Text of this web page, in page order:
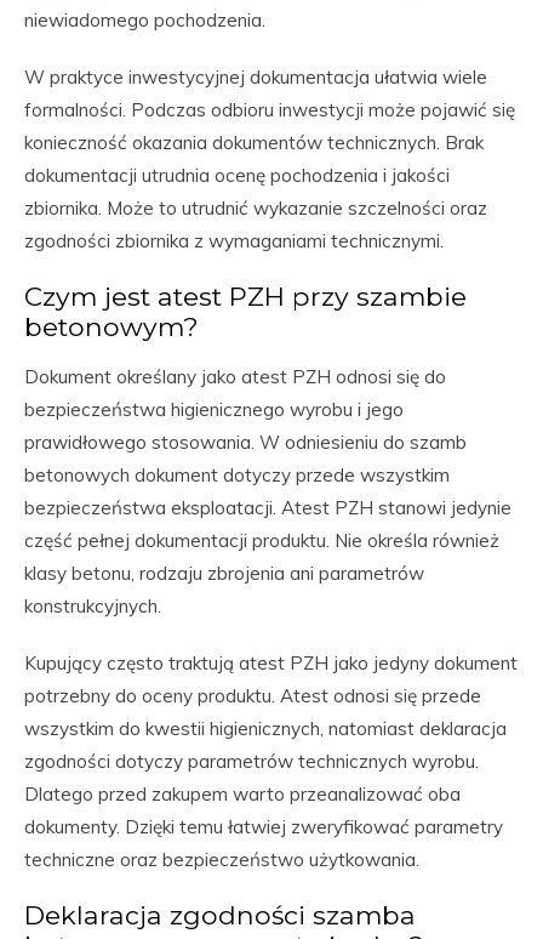
niewiadomego pochodzenia.
W praktyce inwestycyjnej dokumentacja ułatwia wiele
formalności. Podczas odbioru inwestycji może pojawić się
konieczność okazania dokumentów technicznych. Brak
dokumentacji utrudnia ocenę pochodzenia i jakości
zbiornika. Może to utrudnić wykazanie szczelności oraz
zgodności zbiornika z wymaganiami technicznymi.
Czym jest atest PZH przy szambie
betonowym?
Dokument określany jako atest PZH odnosi się do
bezpieczeństwa higienicznego wyrobu i jego
prawidłowego stosowania. W odniesieniu do szamb
betonowych dokument dotyczy przede wszystkim
bezpieczeństwa eksploatacji. Atest PZH stanowi jedynie
część pełnej dokumentacji produktu. Nie określa również
klasy betonu, rodzaju zbrojenia ani parametrów
konstrukcyjnych.
Kupujący często traktują atest PZH jako jedyny dokument
potrzebny do oceny produktu. Atest odnosi się przede
wszystkim do kwestii higienicznych, natomiast deklaracja
zgodności dotyczy parametrów technicznych wyrobu.
Dlatego przed zakupem warto przeanalizować oba
dokumenty. Dzięki temu łatwiej zweryfikować parametry
techniczne oraz bezpieczeństwo użytkowania.
Deklaracja zgodności szamba